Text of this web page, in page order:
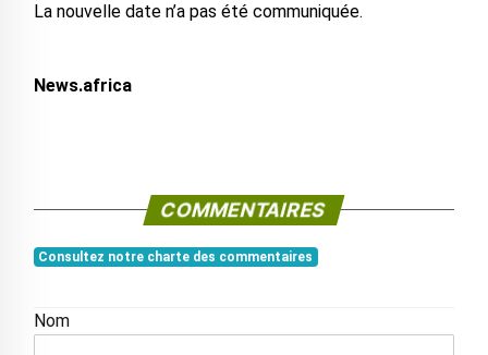
La nouvelle date n’a pas été communiquée.
News.africa
COMMENTAIRES
Consultez notre charte des commentaires
Nom